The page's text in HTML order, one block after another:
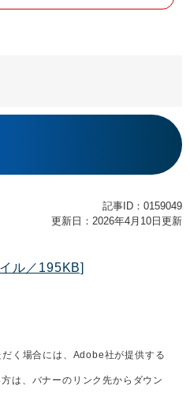
記事ID：0159049
更新日：2026年4月10日更新
ル／195KB]
く場合には、Adobe社が提供する
は、バナーのリンク先からダウン